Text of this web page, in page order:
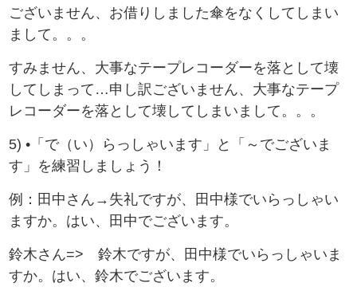
ございません、お借りしました傘をなくしてしまい
まして。。。
すみません、大事なテープレコーダーを落として壊
してしまって…申し訳ございません、大事なテープ
レコーダーを落として壊してしまいまして。。。
5) •「で（い）らっしゃいます」と「～でございま
す」を練習しましょう！
例：田中さん→失礼ですが、田中様でいらっしゃい
ますか。はい、田中でございます。
鈴木さん=> 鈴木ですが、田中様でいらっしゃいま
すか。はい、鈴木でございます。